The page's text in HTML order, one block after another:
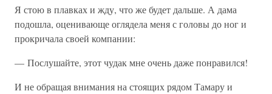
Я стою в плавках и жду, что же будет дальше. А дама
подошла, оценивающе оглядела меня с головы до ног и
прокричала своей компании:
— Послушайте, этот чудак мне очень даже понравился!
И не обращая внимания на стоящих рядом Тамару и